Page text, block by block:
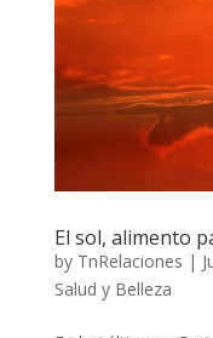
El sol, alimento
by TnRelaciones |
Salud y Belleza